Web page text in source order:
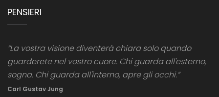
PENSIERI
“La vostra visione diventerà chiara solo quando
guarderete nel vostro cuore. Chi guarda all'esterno,
sogna. Chi guarda all'interno, apre gli occhi.”
Carl Gustav Jung